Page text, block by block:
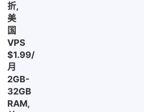
折,
美
国
VPS
$1.99/
月
2GB-
32GB
RAM,